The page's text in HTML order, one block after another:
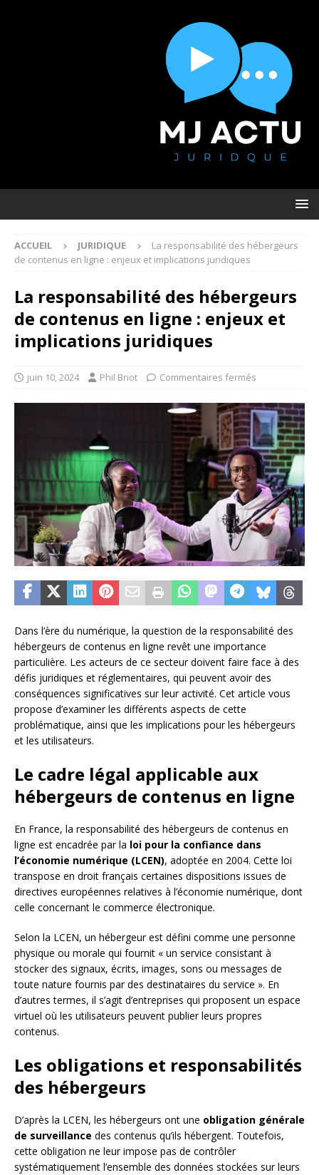
ACCUEIL JURIDIQUE
La responsabilité des hébergeurs
de contenus en ligne : enjeux et implications juridiques
La responsabilité des hébergeurs
de contenus en ligne : enjeux et
implications juridiques
juin 10, 2024 Phil Briot Commentaires fermés
Dans l’ère du numérique, la question de la responsabilité des
hébergeurs de contenus en ligne revêt une importance
particulière. Les acteurs de ce secteur doivent faire face à des
défis juridiques et réglementaires, qui peuvent avoir des
conséquences significatives sur leur activité. Cet article vous
propose d’examiner les différents aspects de cette
problématique, ainsi que les implications pour les hébergeurs
et les utilisateurs.
Le cadre légal applicable aux
hébergeurs de contenus en ligne
En France, la responsabilité des hébergeurs de contenus en
ligne est encadrée par la loi pour la confiance dans
l’économie numérique (LCEN), adoptée en 2004. Cette loi
transpose en droit français certaines dispositions issues de
directives européennes relatives à l’économie numérique, dont
celle concernant le commerce électronique.
Selon la LCEN, un hébergeur est défini comme une personne
physique ou morale qui fournit « un service consistant à
stocker des signaux, écrits, images, sons ou messages de
toute nature fournis par des destinataires du service ». En
d’autres termes, il s’agit d’entreprises qui proposent un espace
virtuel où les utilisateurs peuvent publier leurs propres
contenus.
Les obligations et responsabilités
des hébergeurs
D’après la LCEN, les hébergeurs ont une obligation générale
de surveillance des contenus qu’ils hébergent. Toutefois,
cette obligation ne leur impose pas de contrôler
systématiquement l’ensemble des données stockées sur leurs